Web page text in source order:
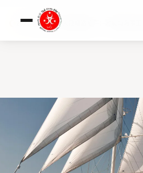
2026年土耳其15大顶级造船厂：游艇与海事工